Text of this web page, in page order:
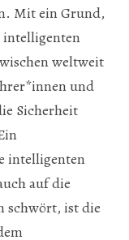
Mit ein Grund,
intelligenten
weltweit
und
Sicherheit
intelligenten
auf die
schwört, ist die